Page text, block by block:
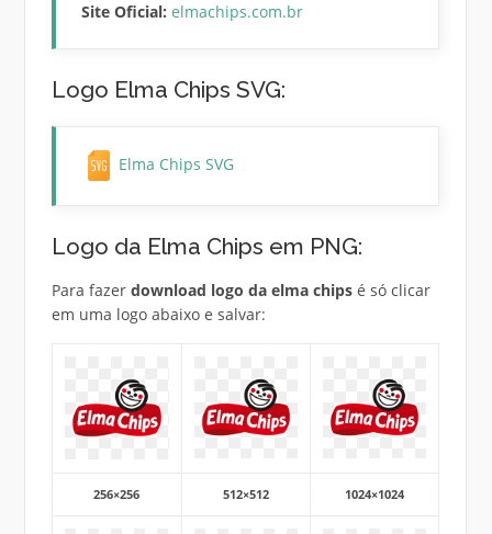
Site Oficial: elmachips.com.br
Logo Elma Chips SVG:
Elma Chips SVG
Logo da Elma Chips em PNG:
Para fazer download logo da elma chipsé só clicar
em uma logo abaixo e salvar:
256×256 512×512 1024×1024